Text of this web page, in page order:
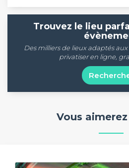
Trouvez le lieu
Des milliers de lieux adaptés
privatiser en ligne,
Vous